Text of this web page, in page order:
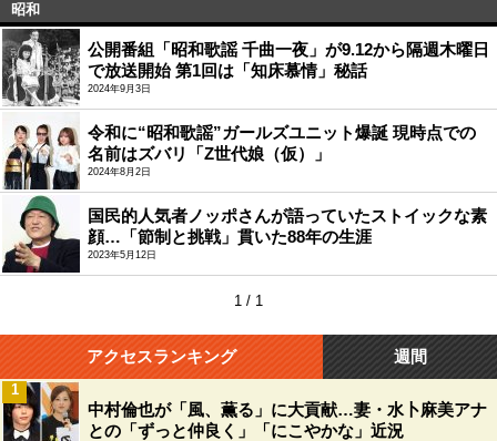
ボートレース
昭和
公開番組「昭和歌謡 千曲一夜」が9.12から隔週木曜日
で放送開始 第1回は「知床慕情」秘話
2024年9月3日
令和に“昭和歌謡”ガールズユニット爆誕 現時点での
名前はズバリ「Z世代娘（仮）」
2024年8月2日
国民的人気者ノッポさんが語っていたストイックな素
顔…「節制と挑戦」貫いた88年の生涯
2023年5月12日
1 / 1
アクセスランキング 週間
中村倫也が「風、薫る」に大貢献…妻・水卜麻美アナ
との「ずっと仲良く」「にこやかな」近況
1